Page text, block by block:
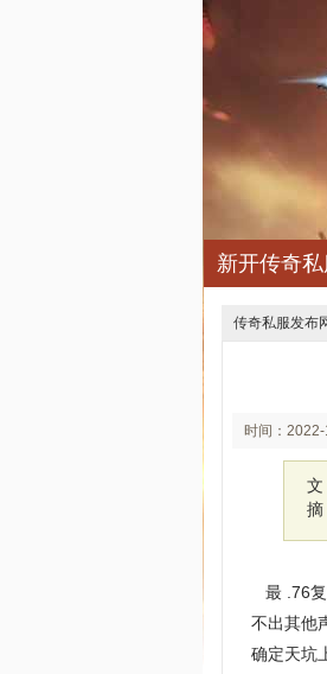
新开传奇私
传奇私服发布
时间：
文
摘
最 .76复
不出其他
确定天坑